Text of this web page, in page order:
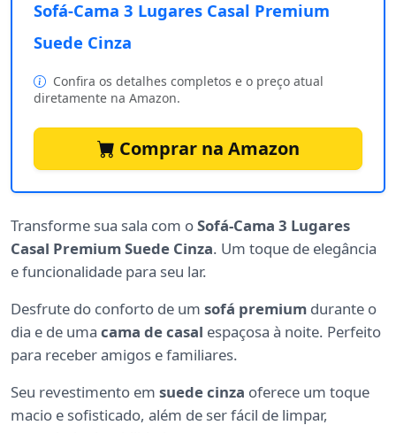
Sofá-Cama 3 Lugares Casal Premium
Suede Cinza
Confira os detalhes completos e o preço atual
diretamente na Amazon.
Comprar na Amazon
Transforme sua sala com oSofá-Cama 3 Lugares
Casal Premium Suede Cinza. Um toque de elegância
e funcionalidade para seu lar.
Desfrute do conforto de um sofá premium durante o
dia e de uma cama de casal espaçosa à noite. Perfeito
para receber amigos e familiares.
Seu revestimento em suede cinza oferece um toque
macio e sofisticado, além de ser fácil de limpar,